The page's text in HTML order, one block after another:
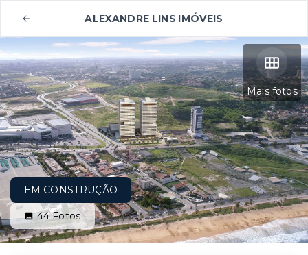
ALEXANDRE LINS IMÓVEIS
Mais fotos
EM CONSTRUÇÃO
44Fotos